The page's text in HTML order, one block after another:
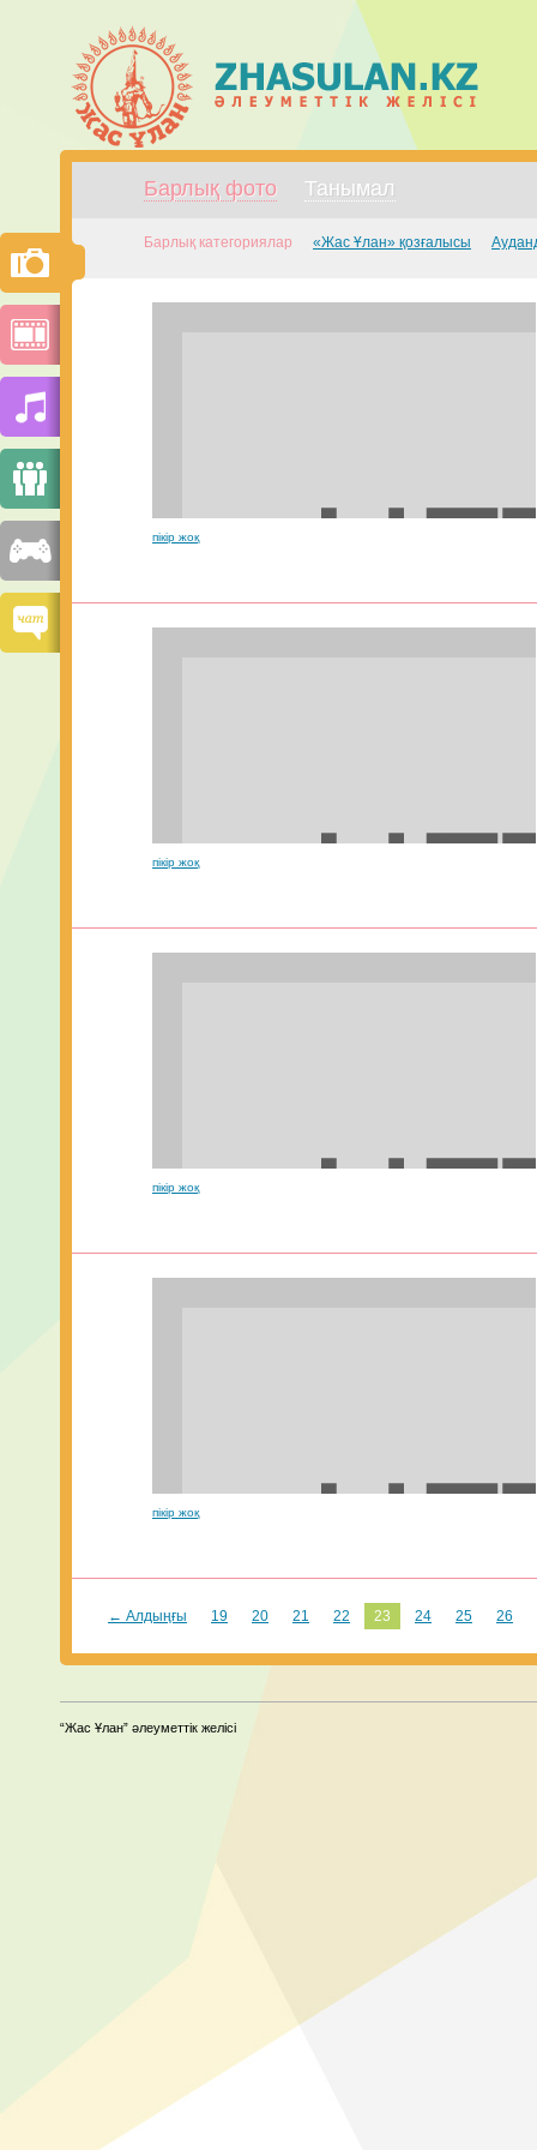
Барлық фото Танымал
Барлық категориялар «Жас Ұлан» қозғалысы
пікір жоқ
пікір жоқ
пікір жоқ
пікір жоқ
← Алдыңғы 19 20 21 22 23 24 25 26
“Жас Ұлан” әлеуметтік желісі